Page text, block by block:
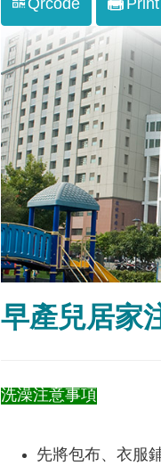
Qrcode Print
早產兒居家
洗澡注意事項
先將包布、衣服